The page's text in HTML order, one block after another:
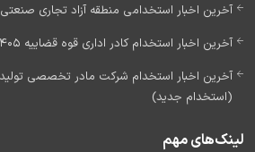
آخرین اخبار استخدامی منطقه آزاد تجاری صنعتی 1405
آخرین اخبار استخدام کادر اداری قوه قضاییه 1405 (به زودی)
(استخدام جدید)
لینک‌های مهم